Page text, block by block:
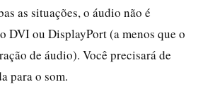
as situações, o áudio não é
DVI ou DisplayPort (a menos que o
de áudio). Você precisará de
para o som.